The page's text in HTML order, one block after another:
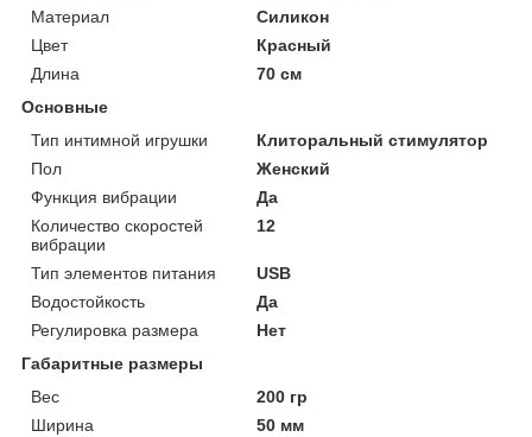
Материал
Силикон
Цвет
Красный
Длина
70 см
Основные
Тип интимной игрушки
Клиторальный стимулятор
Пол
Женский
Функция вибрации
Да
Количество скоростей
вибрации
12
Тип элементов питания
USB
Водостойкость
Да
Регулировка размера
Нет
Габаритные размеры
Вес
200 гр
Ширина
50 мм